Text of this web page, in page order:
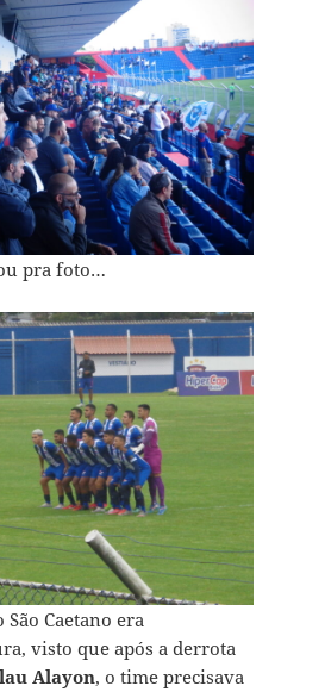
pra foto…
Caetano era
visto que após a derrota
Alayon, o time precisava